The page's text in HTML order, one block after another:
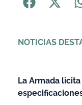
NOTICIAS
La Armada